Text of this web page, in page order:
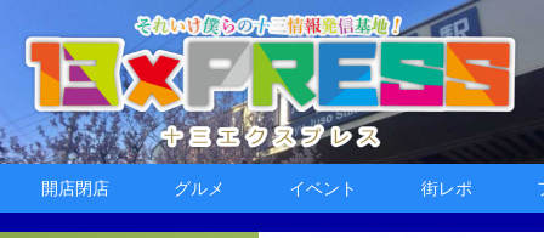
開店閉店 グルメ イベント 街レポ